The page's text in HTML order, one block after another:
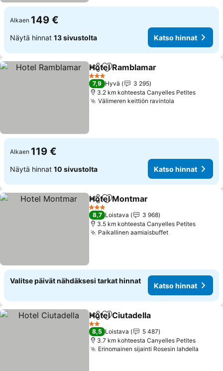
Alkaen 149 €
Näytä hinnat 13 sivustolta Katso hinnat
Jaa Lisää suosikkeihin
Hotel Ramblamar
3 Tähtiluokitus
7,9 Hyvä
3 295
3.2 km kohteesta Canyelles Petites
Välimeren keittiön ravintola
Alkaen 119 €
Näytä hinnat 10 sivustolta Katso hinnat
Jaa Lisää suosikkeihin
Hotel Montmar
3 Tähtiluokitus
8,7 Loistava
3 968
3.5 km kohteesta Canyelles Petites
Paikallinen aamiaisbuffet
Valitse päivät nähdäksesi tarkat hinnat
Katso hinnat
Jaa Lisää suosikkeihin
Hotel Ciutadella
2 Tähtiluokitus
8,5 Loistava
5 487
3.7 km kohteesta Canyelles Petites
Erinomainen sijainti Rosesin lahdella